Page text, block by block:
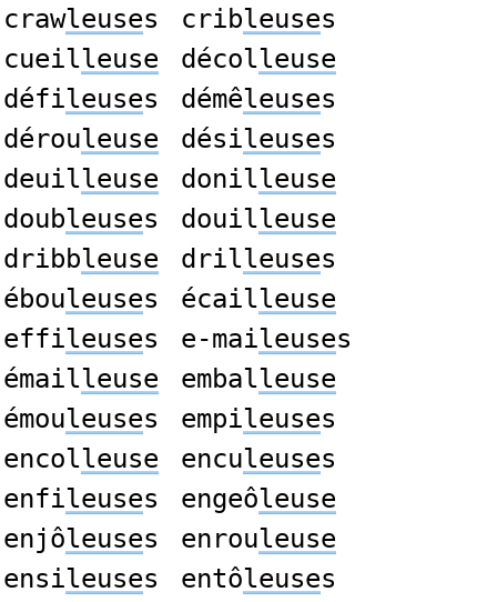
crawleuses cribleuses
cueilleuse décolleuse
défileuses démêleuses
dérouleuse désileuses
deuilleuse donilleuse
doubleuses douilleuse
dribbleuse drilleuses
ébouleuses écailleuse
effileuses e-maileuses
émailleuse emballeuse
émouleuses empileuses
encolleuse enculeuses
enfileuses engeôleuse
enjôleuses enrouleuse
ensileuses entôleuses